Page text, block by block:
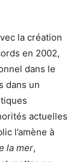
la création
en 2002,
dans le
dans un
actuelles
l’amène à
la mer,